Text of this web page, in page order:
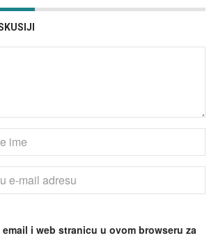
i web stranicu u ovom browseru za